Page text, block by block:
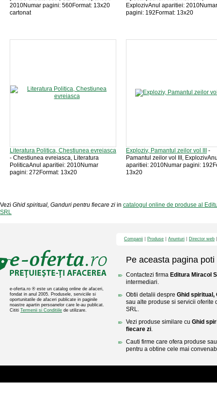
2010Numar pagini: 560Format: 13x20
cartonat
ExplozivAnul aparitiei: 2010Numar
pagini: 192Format: 13x20
Literatura Politica, Chestiunea evreiasca
- Chestiunea evreiasca, Literatura
PoliticaAnul aparitiei: 2010Numar
pagini: 272Format: 13x20
Exploziv, Pamantul zeilor vol III
-
Pamantul zeilor vol III,
aparitiei: 2010Numar pagini:
13x20
Vezi Ghid spiritual, Ganduri pentru fiecare zi in catalogul online de produse al
SRL
e-oferta.ro ® este un catalog online de afaceri,
fondat in anul 2005. Produsele, serviciile si
oportunitatile de afaceri publicate in paginile
noastre apartin persoanelor care le-au publicat.
Cititi Termenii si Conditiile de utilizare.
Companii Produse Anunturi Director web
Pe aceasta pagina poti
Contactezi firma Editura Miracol
intermediari.
Obtii detalii despre Ghid spiritual,
sau alte produse si servicii oferite
SRL.
Vezi produse similare cu Ghid
fiecare zi.
Cauti firme care ofera produse
pentru a obtine cele mai